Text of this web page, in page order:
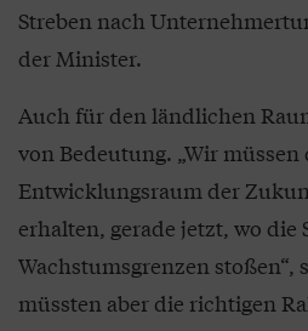
Streben nach
der Minister.
Auch für den ländlichen
von Bedeutung. „Wir müssen
Entwicklungsraum der
erhalten, gerade jetzt, wo die
Wachstumsgrenzen stoßen“,
müssten aber die richtigen